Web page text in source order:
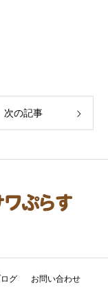
次の記事
グ お問い合わせ